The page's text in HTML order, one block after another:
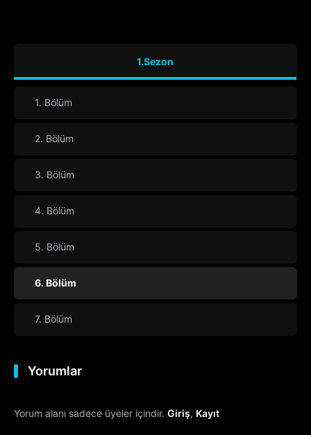
1.Sezon
1. Bölüm
2. Bölüm
3. Bölüm
4. Bölüm
5. Bölüm
6. Bölüm
7. Bölüm
Yorumlar
Yorum alanı sadece üyeler içindir. Giriş, Kayıt